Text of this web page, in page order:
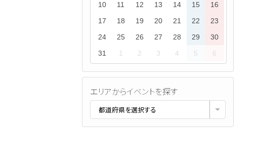
10
11 12 13 14 15
16
17
18 19 20 21 22
23
24
25 26 27 28 29
30
31
1 2 3 4 5 6
エリアからイベントを探す